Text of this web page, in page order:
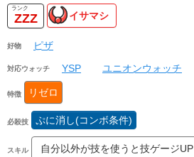
ZZZ イサマシ
好物 ピザ
対応ウォッチ YSP ユニオンウォッチ
特徴 リゼロ
必殺技 ぷに消し(コンボ条件)
スキル 自分以外が技を使うと技ゲージUP